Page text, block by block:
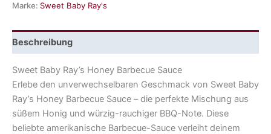
Marke: Sweet Baby Ray's
Beschreibung
Sweet Baby Ray’s Honey Barbecue Sauce
Erlebe den unverwechselbaren Geschmack von Sweet Baby
Ray’s Honey Barbecue Sauce – die perfekte Mischung aus
süßem Honig und würzig-rauchiger BBQ-Note. Diese
beliebte amerikanische Barbecue-Sauce verleiht deinem